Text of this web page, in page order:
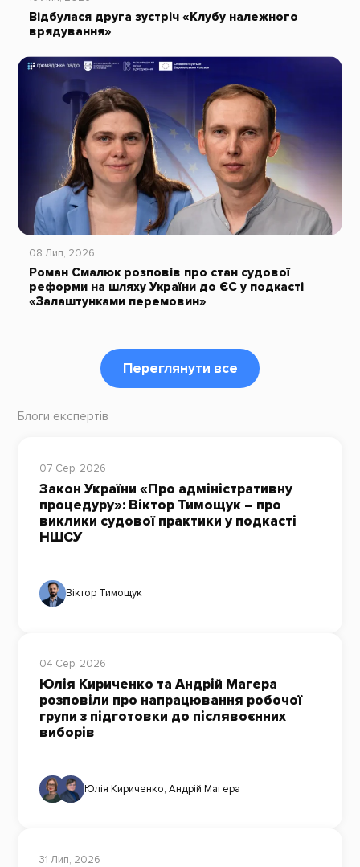
Відбулася друга зустріч «Клубу належного
врядування»
08 Лип, 2026
Роман Смалюк розповів про стан судової
реформи на шляху України до ЄС у подкасті
«Залаштунками перемовин»
Переглянути все
Блоги експертів
07 Сер, 2026
Закон України «Про адміністративну
процедуру»: Віктор Тимощук – про
виклики судової практики у подкасті
НШСУ
Віктор Тимощук
04 Сер, 2026
Юлія Кириченко та Андрій Магера
розповіли про напрацювання робочої
групи з підготовки до післявоєнних
виборів
Юлія Кириченко, Андрій Магера
31 Лип, 2026